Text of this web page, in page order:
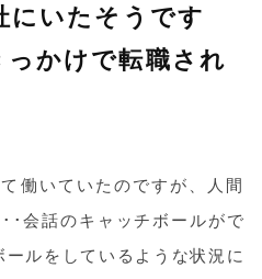
いたそうです
かけで転職され
働いていたのですが、人間
･会話のキャッチボールがで
ルをしているような状況に